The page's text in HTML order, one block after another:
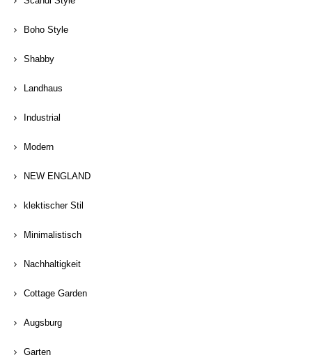
Boho Style
Shabby
Landhaus
Industrial
Modern
NEW ENGLAND
klektischer Stil
Minimalistisch
Nachhaltigkeit
Cottage Garden
Augsburg
Garten